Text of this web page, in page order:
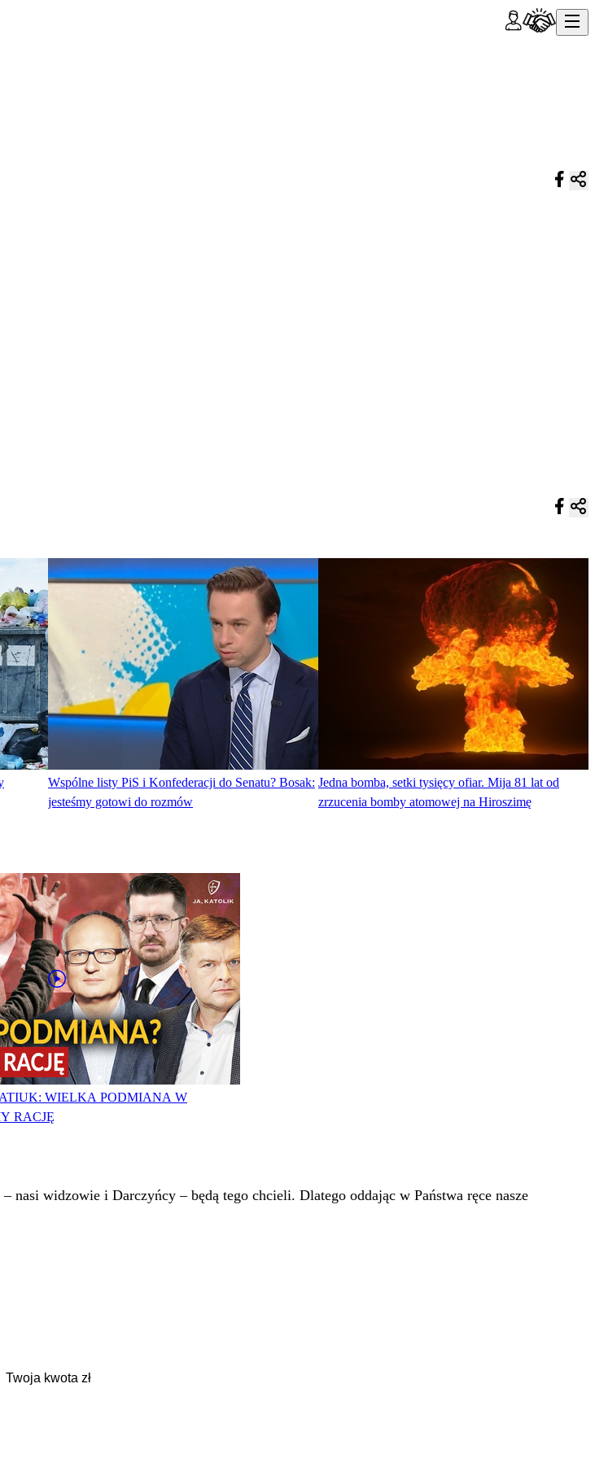
Wspólne listy PiS i Konfederacji do Senatu? Bosak:
jesteśmy gotowi do rozmów
Jedna bomba, setki tysięcy ofiar. Mija 81 lat od
zrzucenia bomby atomowej na Hiroszimę
WIELKA PODMIANA W
RACJĘ
widzowie i Darczyńcy – będą tego chcieli. Dlatego oddając w Państwa ręce nasze